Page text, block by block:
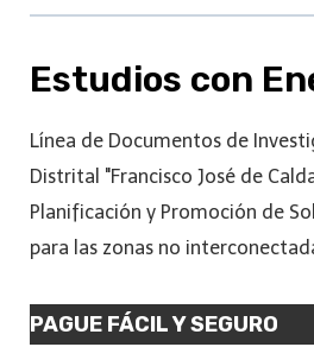
Estudios con
Línea de Documentos de
Distrital "Francisco José de
Planificación y Promoción de
para las zonas no
PAGUE FÁCIL Y SEGURO